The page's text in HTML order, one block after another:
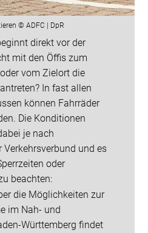
© ADFC | DpR
direkt vor der
mit den Öffis zum
vom Zielort die
In fast allen
können Fahrräder
Die Konditionen
je nach
Verkehrsverbund und es
oder
beachten:
die Möglichkeiten zur
im Nah- und
Württemberg findet